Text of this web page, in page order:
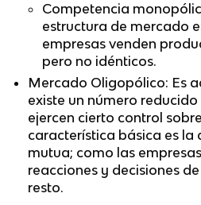
Competencia
estructura de mercado
empresas venden
pero no idénticos.
Mercado Oligopólico: Es
existe un número
ejercen cierto control
característica básica es la
mutua; como las
reacciones y decisiones
resto.